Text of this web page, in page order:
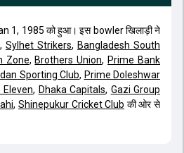
1, 1985 को हुआ। इस bowler खिलाड़ी ने
, Sylhet Strikers, Bangladesh South
Zone, Brothers Union, Prime Bank
Sporting Club, Prime Doleshwar
Eleven, Dhaka Capitals, Gazi Group
, Shinepukur Cricket Club की ओर से